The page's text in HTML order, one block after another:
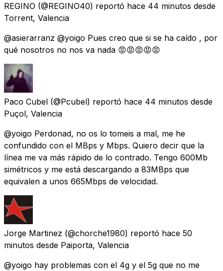
REGINO (@REGINO40) reportó hace 44 minutos desde
Torrent, Valencia
@asierarranz @yoigo Pues creo que si se ha caído , por
qué nosotros no nos va nada 😡😡😡😡😡
Paco Cubel (@Pcubel) reportó hace 44 minutos desde
Puçol, Valencia
@yoigo Perdonad, no os lo tomeis a mal, me he
confundido con el MBps y Mbps. Quiero decir que la
línea me va más rápido de lo contrado. Tengo 600Mb
simétricos y me está descargando a 83MBps que
equivalen a unos 665Mbps de velocidad.
Jorge Martinez (@chorche1980) reportó hace 50
minutos desde Paiporta, Valencia
@yoigo hay problemas con el 4g y el 5g que no me